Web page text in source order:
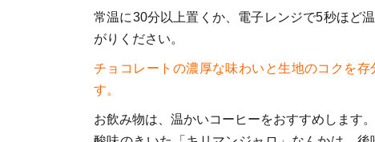
常温に30分以上置くか、電子レンジで5秒ほど
がりください。
チョコレートの濃厚な味わいと生地のコクを
す。
お飲み物は、温かいコーヒーをおすすめします。